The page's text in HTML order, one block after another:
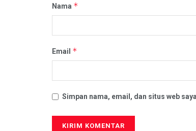
Nama *
Email *
Simpan nama, email, dan situs web